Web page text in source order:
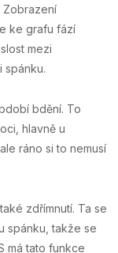
Zobrazení
ke grafu fází
mezi
spánku.
bdění. To
hlavně u
ráno si to nemusí
zdřímnutí. Ta se
spánku, takže se
má tato funkce